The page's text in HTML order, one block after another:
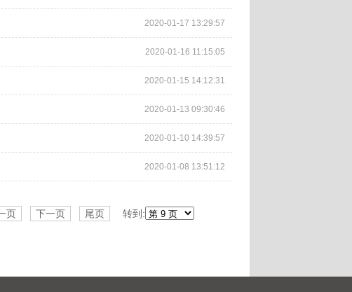
2020-01-17 13:29:57
2020-01-16 11:15:05
2020-01-15 14:12:31
2020-01-13 09:30:46
2020-01-10 14:39:57
2020-01-08 13:51:12
页 下一页 尾页 转到: